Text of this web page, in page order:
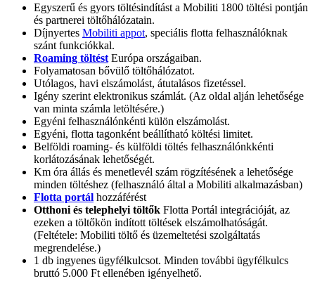
Egyszerű és gyors töltésindítást a Mobiliti 1800 töltési pontján
és partnerei töltőhálózatain.
Díjnyertes Mobiliti appot, speciális flotta felhasználóknak
szánt funkciókkal.
Roaming töltést Európa országaiban.
Folyamatosan bővülő töltőhálózatot.
Utólagos, havi elszámolást, átutalásos fizetéssel.
Igény szerint elektronikus számlát. (Az oldal alján lehetősége
van minta számla letöltésére.)
Egyéni felhasználónkénti külön elszámolást.
Egyéni, flotta tagonként beállítható költési limitet.
Belföldi roaming- és külföldi töltés felhasználónkkénti
korlátozásának lehetőségét.
Km óra állás és menetlevél szám rögzítésének a lehetősége
minden töltéshez (felhasználó által a Mobiliti alkalmazásban)
Flotta portál hozzáférést
Otthoni és telephelyi töltők Flotta Portál integrációját, az
ezeken a töltőkön indított töltések elszámolhatóságát.
(Feltétele: Mobiliti töltő és üzemeltetési szolgáltatás
megrendelése.)
1 db ingyenes ügyfélkulcsot. Minden további ügyfélkulcs
bruttó 5.000 Ft ellenében igényelhető.